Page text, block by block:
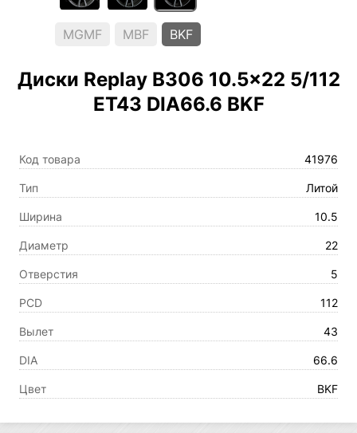
MGMF MBF BKF
Диски Replay B306 10.5×22 5/112
ET43 DIA66.6 BKF
Код товара 41976
Тип Литой
Ширина 10.5
Диаметр 22
Отверстия 5
PCD 112
Вылет 43
DIA 66.6
Цвет BKF